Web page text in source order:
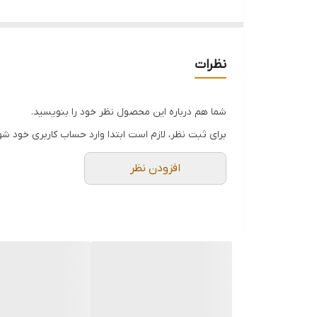
نظرات
شما هم درباره این محصول نظر خود را بنویسید.
برای ثبت نظر، لازم است ابتدا وارد حساب کاربری خود
افزودن نظر